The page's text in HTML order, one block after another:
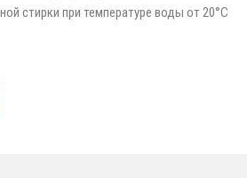
стирки при температуре воды от 20°C